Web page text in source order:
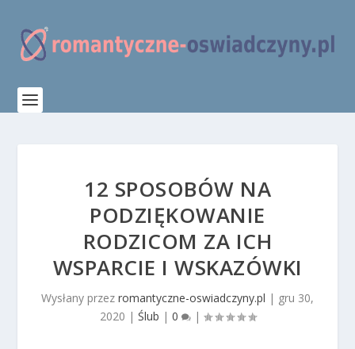
12 SPOSOBÓW NA
PODZIĘKOWANIE
RODZICOM ZA ICH
WSPARCIE I WSKAZÓWKI
Wysłany przez romantyczne-oswiadczyny.pl | gru 30,
2020 | Ślub | 0 |